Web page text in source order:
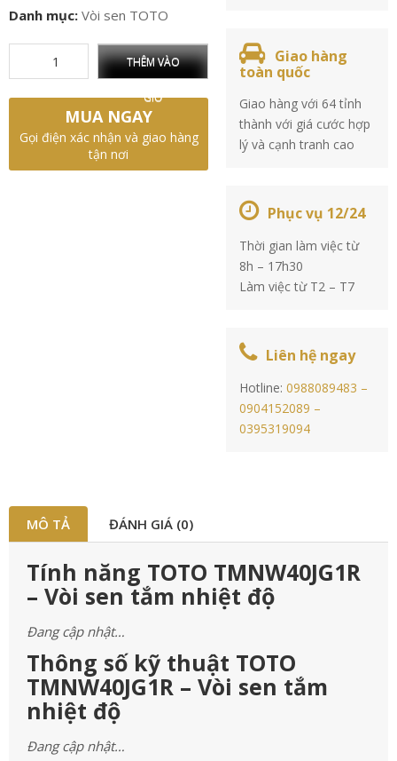
Danh mục: Vòi sen TOTO
THÊM VÀO
GIỎ
MUA NGAY
Gọi điện xác nhận và giao hàng
tận nơi
Giao hàng
toàn quốc
Giao hàng với 64 tỉnh
thành với giá cước hợp
lý và cạnh tranh cao
Phục vụ 12/24
Thời gian làm việc từ
8h – 17h30
Làm việc từ T2 – T7
Liên hệ ngay
Hotline:0988089483 –
0904152089 –
0395319094
MÔ TẢ ĐÁNH GIÁ (0)
Tính năng TOTO TMNW40JG1R
– Vòi sen tắm nhiệt độ
Đang cập nhật…
Thông số kỹ thuật TOTO
TMNW40JG1R – Vòi sen tắm
nhiệt độ
Đang cập nhật…